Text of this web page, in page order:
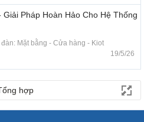
Pháp Hoàn Hảo Cho Hệ Thống
đàn: Mặt bằng - Cửa hàng - Kiot
19/5/26
hợp